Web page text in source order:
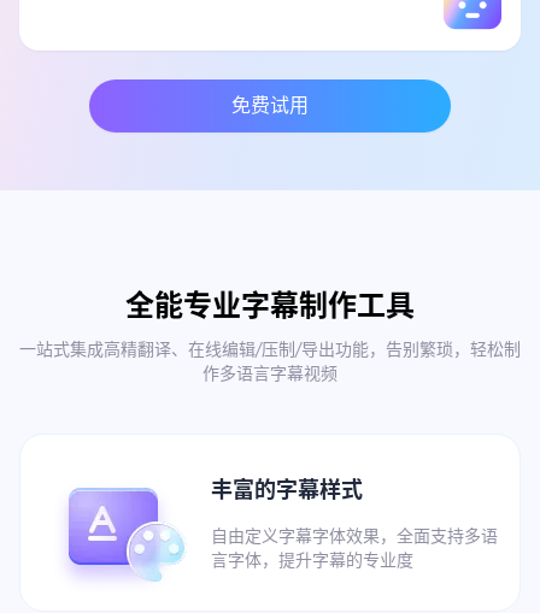
免费试用
全能专业字幕制作工具
一站式集成高精翻译、在线编辑/压制/导出功能，告别繁琐，轻松制
作多语言字幕视频
丰富的字幕样式
自由定义字幕字体效果，全面支持多语
言字体，提升字幕的专业度